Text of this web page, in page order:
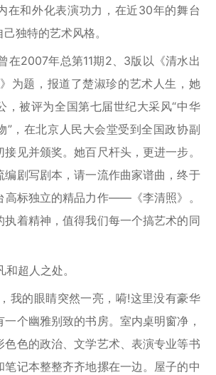
在和外化表演功力，在近30年的舞台
独特的艺术风格。
在2007年总第11期2、3版以《清水出
为题，报道了楚淑珍的艺术人生，她
，被评为全国第七届世纪大采风“中华
”，在北京人民大会堂受到全国政协副
接见并颁奖。她百尺杆头，更进一步。
编剧写剧本，请一流作曲家谱曲，终于
高标独立的精品力作——《李清照》。
执着精神，值得我们每一个搞艺术的同
超人之处。
我的眼睛突然一亮，嗬!这里没有豪华
个幽雅别致的书房。室内桌明窗净，
色色的政治、文学艺术、表演专业等书
笔记本整整齐齐地摞在一边。屋子的中